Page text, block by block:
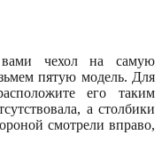
чехол на самую
пятую модель. Для
его таким
а столбики
смотрели вправо,